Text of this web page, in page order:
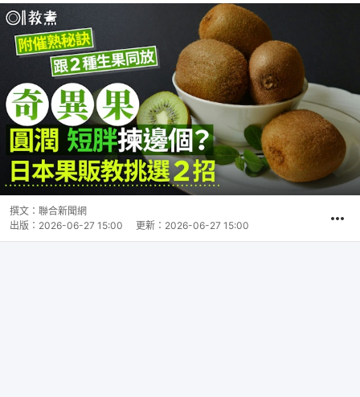
撰文： 聯合新聞網
出版： 2026-06-27 15:00 更新： 2026-06-27 15:00